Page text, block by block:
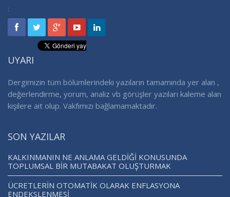
:
UYARI
Dergimizin tüm bölümlerindeki yazıların tamamında yer alan ,
değerlendirme, yorum, analiz vb görüşler yazıları kaleme alan
kişilere ait olup. Vakfımızı bağlamamaktadır.
SON YAZILAR
KALKINMANIN NE ANLAMA GELDİĞİ KONUSUNDA
TOPLUMSAL BİR MUTABAKAT OLUŞTURMAK
ÜCRETLERİN OTOMATİK OLARAK ENFLASYONA
ENDEKSLENMESİ